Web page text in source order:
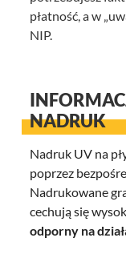
płatność, a w
NIP.
NADRUK
Nadruk UV na
poprzez
Nadrukowane
cechują się
odporny na